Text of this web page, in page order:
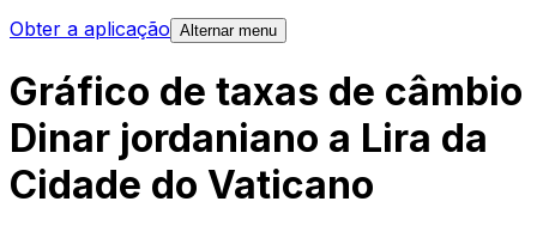
Obter a aplicação Alternar menu
Gráfico de taxas de câmbio
Dinar jordaniano a Lira da
Cidade do Vaticano